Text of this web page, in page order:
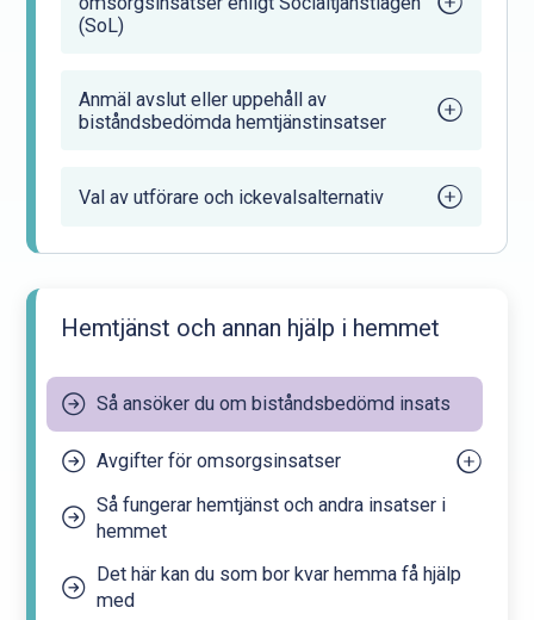
(SoL)
Anmäl avslut eller uppehåll av
biståndsbedömda hemtjänstinsatser
Val av utförare och ickevalsalternativ
Hemtjänst och annan hjälp i hemmet
Så ansöker du om biståndsbedömd insats
Avgifter för omsorgsinsatser
Preliminär avgift för din äldreomsorg
Så fungerar hemtjänst och andra insatser i
hemmet
Det här kan du som bor kvar hemma få hjälp
med